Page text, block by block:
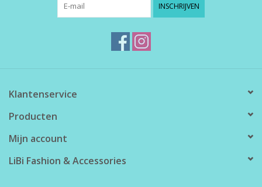
Herensokken
INSCHRIJVEN
Klantenservice
Producten
Mijn account
LiBi Fashion & Accessories